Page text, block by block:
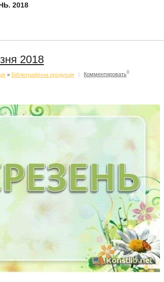
2018
2018
» Бібліографічна продукція Комментировать0